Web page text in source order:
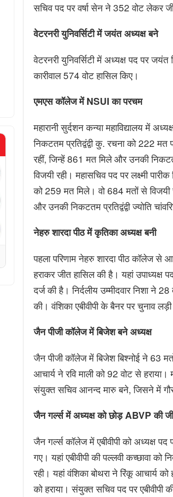
सचिव पद पर वर्षा सेन ने 352 वोट लेकर
वेटरनरी युनिवर्सिटी में जयंत अध्यक्ष बने
वेटरनरी युनिवर्सिटी में अध्यक्ष पद पर
कारीवाल 574 वोट हासिल किए।
एमएस कॉलेज में NSUI का परचम
महारानी सुर्दशन कन्या महाविद्यालय में
निकटतम प्रतिद्वंद्वी कु. रचना को 222 मत
रहीं, जिन्हें 861 मत मिले और उनकी
विजयी रही। महासचिव पद पर लक्ष्मी
को 259 मत मिले। वो 684 मतों से विजयी
और उनकी निकटतम प्रतिद्वंद्वी ज्योति
नेहरु शारदा पीठ में कृतिका अध्यक्ष बनी
पहला परिणाम नेहरु शारदा पीठ कॉलेज से
हराकर जीत हासिल की है। यहां
दर्ज की है। निर्दलीय उम्मीदवार निशा ने
की। वंशिका एबीवीपी के बैनर पर चुनाव
जैन पीजी कॉलेज में बिजेश बने अध्यक्ष
जैन पीजी कॉलेज में बिजेश बिश्नोई ने 63
आचार्य ने रवि माली को 92 वोट से
संयुक्त सचिव आनन्द मारु बने, जिसने में
जैन गर्ल्स में अध्यक्ष को छोड़ ABVP की
जैन गर्ल्स कॉलेज में एबीवीपी को अध्यक्ष पद
गए। यहां एबीवीपी की पल्लवी कच्छावा को
रही। यहां वंशिका बोथरा ने रिंकू आचार्य को
को हराया। संयुक्त सचिव पद पर एबीवीपी